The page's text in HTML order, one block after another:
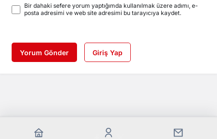
Bir dahaki sefere yorum yaptığımda kullanılmak üzere adımı, e-
posta adresimi ve web site adresimi bu tarayıcıya kaydet.
Yorum Gönder Giriş Yap